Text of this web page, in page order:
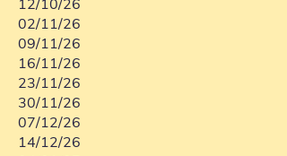
12/10/26
02/11/26
09/11/26
16/11/26
23/11/26
30/11/26
07/12/26
14/12/26